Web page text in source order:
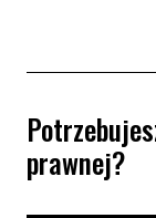
prawnej?